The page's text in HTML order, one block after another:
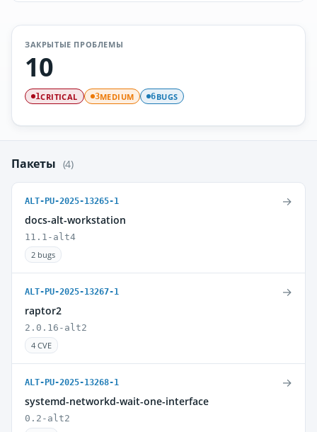
ЗАКРЫТЫЕ ПРОБЛЕМЫ
10
1CRITICAL 3MEDIUM 6BUGS
Пакеты (4)
ALT-PU-2025-13265-1
docs-alt-workstation
11.1-alt4
2 bugs
→
ALT-PU-2025-13267-1
raptor2
2.0.16-alt2
4 CVE
→
ALT-PU-2025-13268-1
systemd-networkd-wait-one-interface
0.2-alt2
→